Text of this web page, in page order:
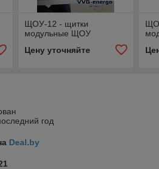
ЩОУ-12 - щитки
модульные ЩОУ
Цену уточняйте
год
Deal.by